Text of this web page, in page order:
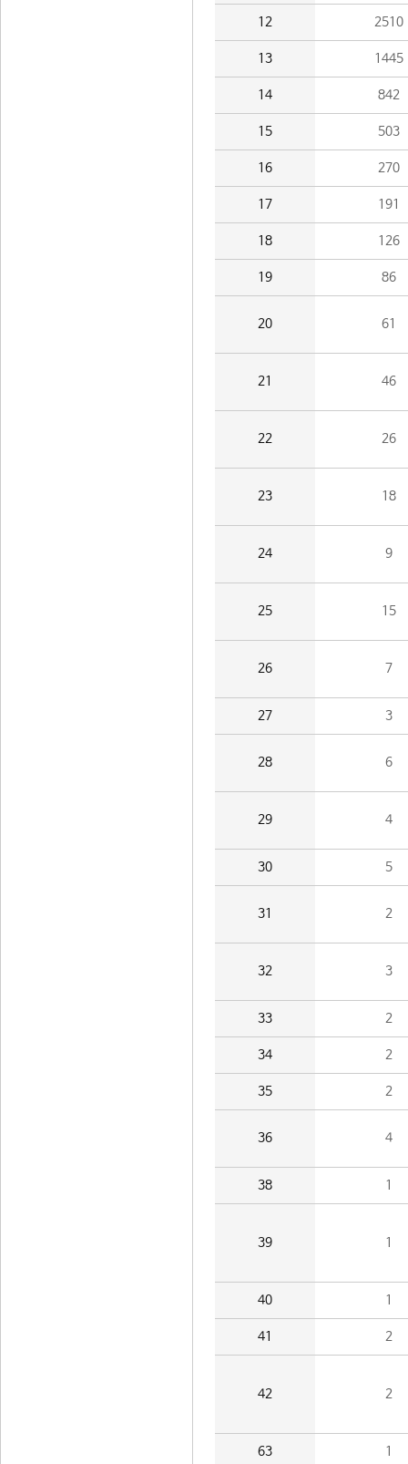
12 2510
13 1445
14 842
15 503
16 270
17 191
18 126
19 86
20 61
21 46
22 26
23 18
24 9
25 15
26 7
27 3
28 6
29 4
30 5
31 2
32 3
33 2
34 2
35 2
36 4
38 1
39 1
40 1
41 2
42 2
63 1